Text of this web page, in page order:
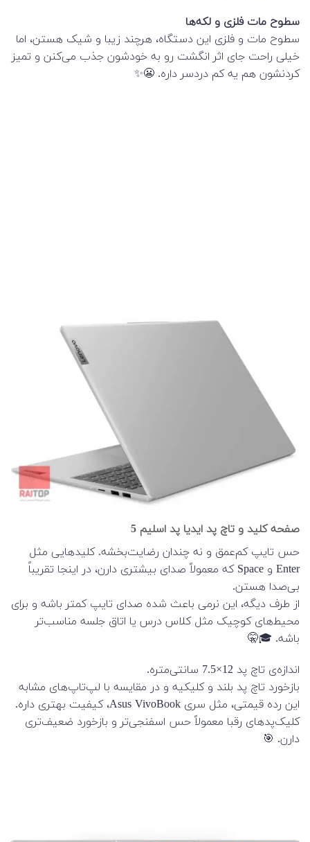
سطوح مات فلزی و لکه‌ها
سطوح مات و فلزی این دستگاه، هرچند زیبا و شیک هستن، اما
خیلی راحت جای اثر انگشت رو به خودشون جذب می‌کنن و تمیز
کردنشون هم یه کم دردسر داره. 😬✨
صفحه کلید و تاچ پد ایدیا پد اسلیم 5
حس تایپ کم‌عمق و نه چندان رضایت‌بخشه. کلیدهایی مثل
Enter و Space که معمولاً صدای بیشتری دارن، در اینجا تقریباً
بی‌صدا هستن.
از طرف دیگه، این نرمی باعث شده صدای تایپ کمتر باشه و برای
محیط‌های کوچیک مثل کلاس درس یا اتاق جلسه مناسب‌تر
باشه. 🎓🤫
اندازه‌ی تاچ پد 12×7.5 سانتی‌متره.
بازخورد تاچ پد بلند و کلیکیه و در مقایسه با لپ‌تاپ‌های مشابه
این رده قیمتی، مثل سری Asus VivoBook، کیفیت بهتری داره.
کلیک‌پد‌های رقبا معمولاً حس اسفنجی‌تر و بازخورد ضعیف‌تری
دارن. 🎯